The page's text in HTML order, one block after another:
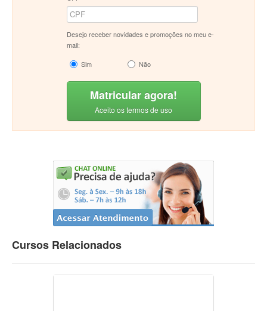
Desejo receber novidades e promoções no meu e-
mail:
Sim
Não
Matricular agora!
Aceito os termos de uso
Cursos Relacionados